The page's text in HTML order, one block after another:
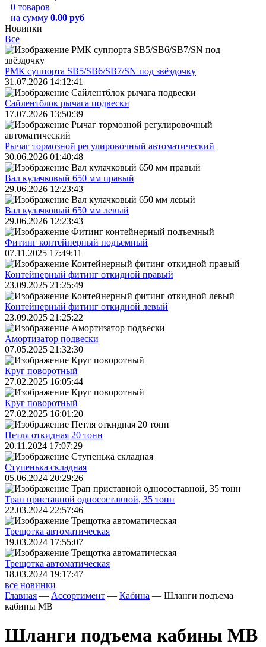
0 товаров
на сумму 0.00 руб
Новинки
Все
РМК суппорта SB5/SB6/SB7/SN под звёздочку
31.07.2026 14:12:41
Сайлентблок рычага подвески
17.07.2026 13:50:39
Рычаг тормозной регулировочный автоматический
30.06.2026 01:40:48
Вал кулачковый 650 мм правый
29.06.2026 12:23:43
Вал кулачковый 650 мм левый
29.06.2026 12:23:43
Фитинг контейнерный подъемный
07.11.2025 17:49:11
Контейнерный фитинг откидной правый
23.09.2025 21:25:49
Контейнерный фитинг откидной левый
23.09.2025 21:25:22
Амортизатор подвески
07.05.2025 21:32:30
Круг поворотный
27.02.2025 16:05:44
Круг поворотный
27.02.2025 16:01:20
Петля откидная 20 тонн
20.11.2024 17:07:29
Ступенька складная
05.06.2024 20:29:26
Трап приставной односоставной, 35 тонн
22.03.2024 22:57:46
Трещoтка автоматическая
19.03.2024 17:55:07
Трещoтка автоматическая
18.03.2024 19:17:47
все новинки
Главная — Ассортимент — Кабина — Шланги подъема
кабины MB
Шланги подъема кабины MB